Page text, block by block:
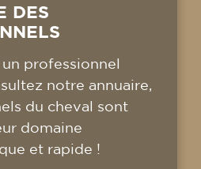
DES
professionnel
notre annuaire,
du cheval sont
domaine
et rapide !